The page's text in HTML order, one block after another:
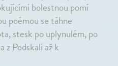
bolestnou pomí
poémou se táhne
stesk po uplynulém, po
z Podskalí až k